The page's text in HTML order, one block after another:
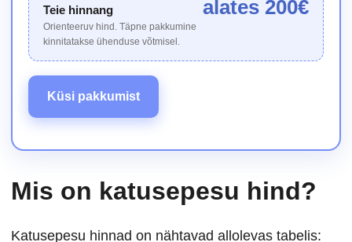
Teie hinnang
Orienteeruv hind. Täpne pakkumine
kinnitatakse ühenduse võtmisel.
alates 200€
Küsi pakkumist
Mis on katusepesu hind?
Katusepesu hinnad on nähtavad allolevas tabelis: